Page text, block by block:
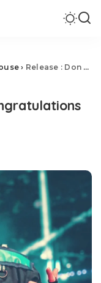
› Release : Don Diablo – Congratulations (VIP Mix) [Hexagon]